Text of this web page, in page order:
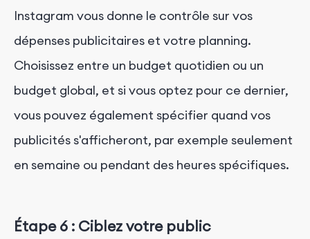
Instagram vous donne le contrôle sur vos
dépenses publicitaires et votre planning.
Choisissez entre un budget quotidien ou un
budget global, et si vous optez pour ce dernier,
vous pouvez également spécifier quand vos
publicités s'afficheront, par exemple seulement
en semaine ou pendant des heures spécifiques.
Étape 6 : Ciblez votre public